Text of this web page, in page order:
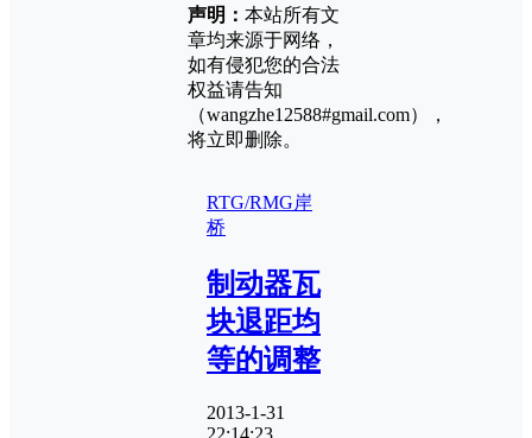
声明： 本站所有文
章均来源于网络，
如有侵犯您的合法
权益请告知
（wangzhe12588#gmail.com），
将立即删除。
RTG/RMG岸
桥
制动器瓦
块退距均
等的调整
2013-1-31
22:14:23